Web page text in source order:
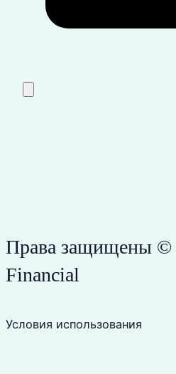
Права защищены ©
Financial
Условия использования